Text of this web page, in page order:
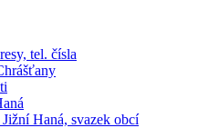
tel. čísla
Haná, svazek obcí